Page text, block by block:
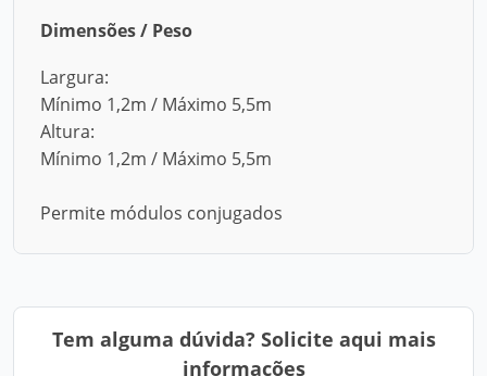
Dimensões / Peso
Largura:
Mínimo 1,2m / Máximo 5,5m
Altura:
Mínimo 1,2m / Máximo 5,5m
Permite módulos conjugados
Tem alguma dúvida? Solicite aqui mais
informações